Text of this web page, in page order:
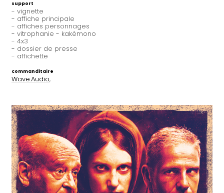
support
- vignette
- affiche principale
- affiches personnages
- vitrophanie - kakémono
- 4x3
- dossier de presse
- affichette
commanditaire
Wave.Audio,